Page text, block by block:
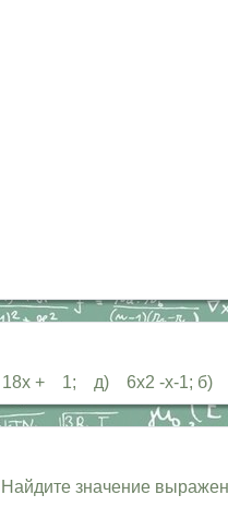
18х + 1; д) 6х2 -х-1;
значение